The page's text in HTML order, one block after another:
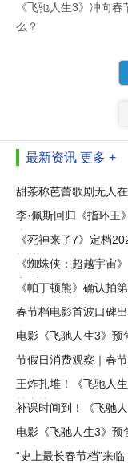
《飞驰人生3》冲向
么？
最新资讯 更多 +
甜茶称芭蕾歌剧无人
李·佩斯回归《指环王
李
《死神来了7》定档
怖片-
《蜘蛛侠：超越宇宙
宙--新
《帕丁顿熊》确认拍
闻
春节档电影首波口碑
化
电影《飞驰人生3》预
节假日消费观察｜春
王炸扎堆！《飞驰人
档直接
补课时间到！《飞驰
电影《飞驰人生3》预
“史上最长春节档”来